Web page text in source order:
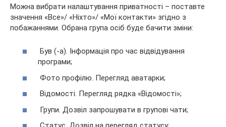
Можна вибрати налаштування приватності – поставте
значення «Все»/ «Ніхто»/ «Мої контакти» згідно з
побажаннями. Обрана група осіб буде бачити зміни:
Був (-а). Інформація про час відвідування
програми;
Фото профілю. Перегляд аватарки;
Відомості. Перегляд рядка «Відомості»;
Групи. Дозвіл запрошувати в групові чати;